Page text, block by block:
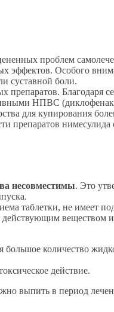
проблем
эффектов. Особого
суставной боли.
препаратов. Благодаря
НПВС
для купирования
препаратов
несовместимы. Это
таблетки, не имеет
веществом
большое количество
действие.
выпить в период